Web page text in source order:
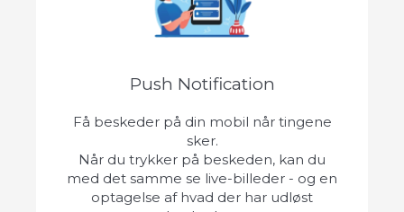
Push Notification
Få beskeder på din mobil når tingene
sker.
Når du trykker på beskeden, kan du
med det samme se live-billeder - og en
optagelse af hvad der har udløst